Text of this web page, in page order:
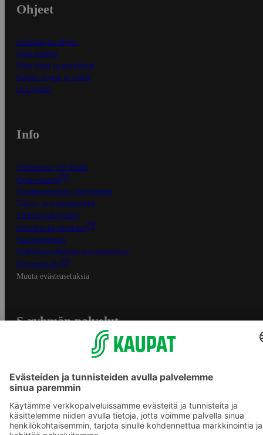
Ohjeet
Ensitilaajan ohjeet
Näin maksat
Näin tilaat ja muokkaat
Kaikki ohjeet ja vinkit
In English
Info
S-Business yrityksille
Oiva-raportit
Osuuskauppojen yhteystiedot
Tilaus- ja toimitusehdot
Tietosuojakäytäntö
Palvelun käyttöehdot
Saavutettavuus
Mobiilisovelluksen saavutettavuus
Mainostajalle
Muuta evästeasetuksia
S-ryhmän palvelut
Yhteishyvä Ruoka -sovellus
S-ostoslista -sovellus
Prisma.fi
Sokos.fi
S-Pankki